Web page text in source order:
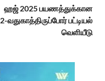
ஹஜ் 2025 பயணத்துக்கான
2-வதுகாத்திருப்போர் பட்டியல்
வெளியீடு